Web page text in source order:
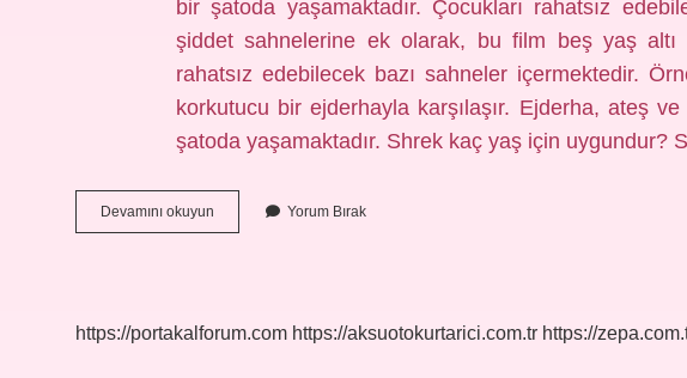
bir şatoda yaşamaktadır. Çocukları rahatsız
şiddet sahnelerine ek olarak, bu film beş yaş altı
rahatsız edebilecek bazı sahneler içermektedir.
korkutucu bir ejderhayla karşılaşır. Ejderha, ateş
şatoda yaşamaktadır. Shrek kaç yaş için uygundur?
Devamını okuyun
Kaç
Yorum Bırak
https://portakalforum.com https://aksuotokurtarici.com.tr https://